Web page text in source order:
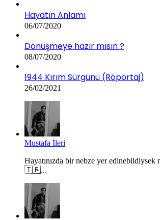
Hayatın Anlamı
06/07/2020
Dönüşmeye hazır mısın ?
08/07/2020
1944 Kırım Sürgünü (Röportaj)
26/02/2021
Mustafa İleri
Hayatınızda bir nebze yer edinebildiysek
🇹🇷...